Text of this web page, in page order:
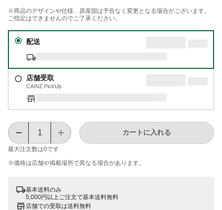
※商品のデザインや仕様、原産国は予告なく変更となる場合がございます。
ご指定はできませんのでご了承ください。
配送
店舗受取
CAINZ PickUp
最大注文数は0です
カートに入れる
※価格は​店舗や​掲載場所で​異なる​場合が​あります。
基本送料のみ
5,000円以上ご注文で基本送料無料
店舗での受取は送料無料